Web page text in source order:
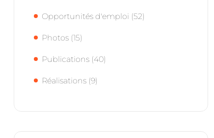
Opportunités d'emploi (52)
Photos (15)
Publications (40)
Réalisations (9)